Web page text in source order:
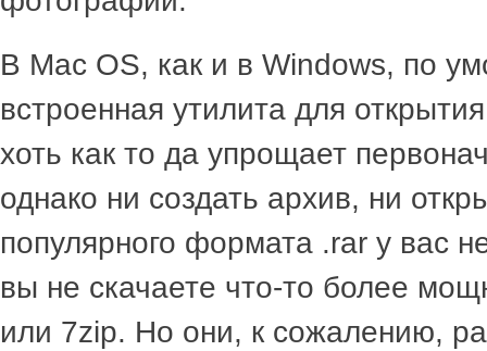
В Mac OS, как и в Windows, по
встроенная утилита для
хоть как то да упрощает
однако ни создать архив, ни
популярного формата .rar у вас
вы не скачаете что-то более
или 7zip. Но они, к сожалению,